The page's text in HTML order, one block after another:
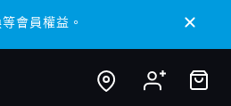
會員權益。
會員權益。